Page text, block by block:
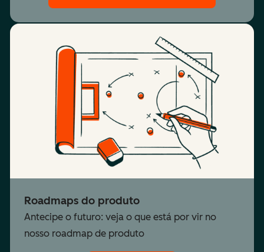
Roadmaps do produto
Antecipe o futuro: veja o que está por vir no
nosso roadmap de produto